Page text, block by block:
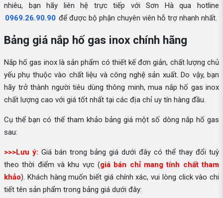
nhiêu, bạn hãy liên hệ trực tiếp với Sơn Hà qua hotline
0969.26.90.90 để được bộ phận chuyên viên hỗ trợ nhanh nhất.
Bảng giá nắp hố gas inox chính hãng
Nắp hố gas inox là sản phẩm có thiết kế đơn giản, chất lượng chủ
yếu phụ thuộc vào chất liệu và công nghệ sản xuất. Do vậy, bạn
hãy trở thành người tiêu dùng thông minh, mua nắp hố gas inox
chất lượng cao với giá tốt nhất tại các địa chỉ uy tín hàng đầu.
Cụ thể bạn có thể tham khảo bảng giá một số dòng nắp hố gas
sau:
>>>Lưu ý: Giá bán trong bảng giá dưới đây có thể thay đổi tuỳ
theo thời điểm và khu vực (giá bán chỉ mang tính chất tham
khảo). Khách hàng muốn biết giá chính xác, vui lòng click vào chi
tiết tên sản phẩm trong bảng giá dưới đây: